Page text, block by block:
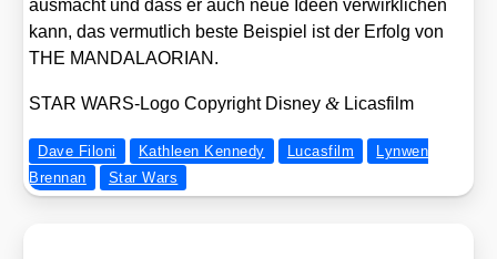
aus­macht und dass er auch neue Ideen ver­wirk­li­chen
kann, das ver­mut­lich bes­te Bei­spiel ist der Erfolg von
THE MANDALAORIAN.
STAR WARS-Logo Copy­right Dis­ney& Licas­film
Dave Filoni Kathleen Kennedy Lucasfilm
Lynwen
Brennan
Star Wars